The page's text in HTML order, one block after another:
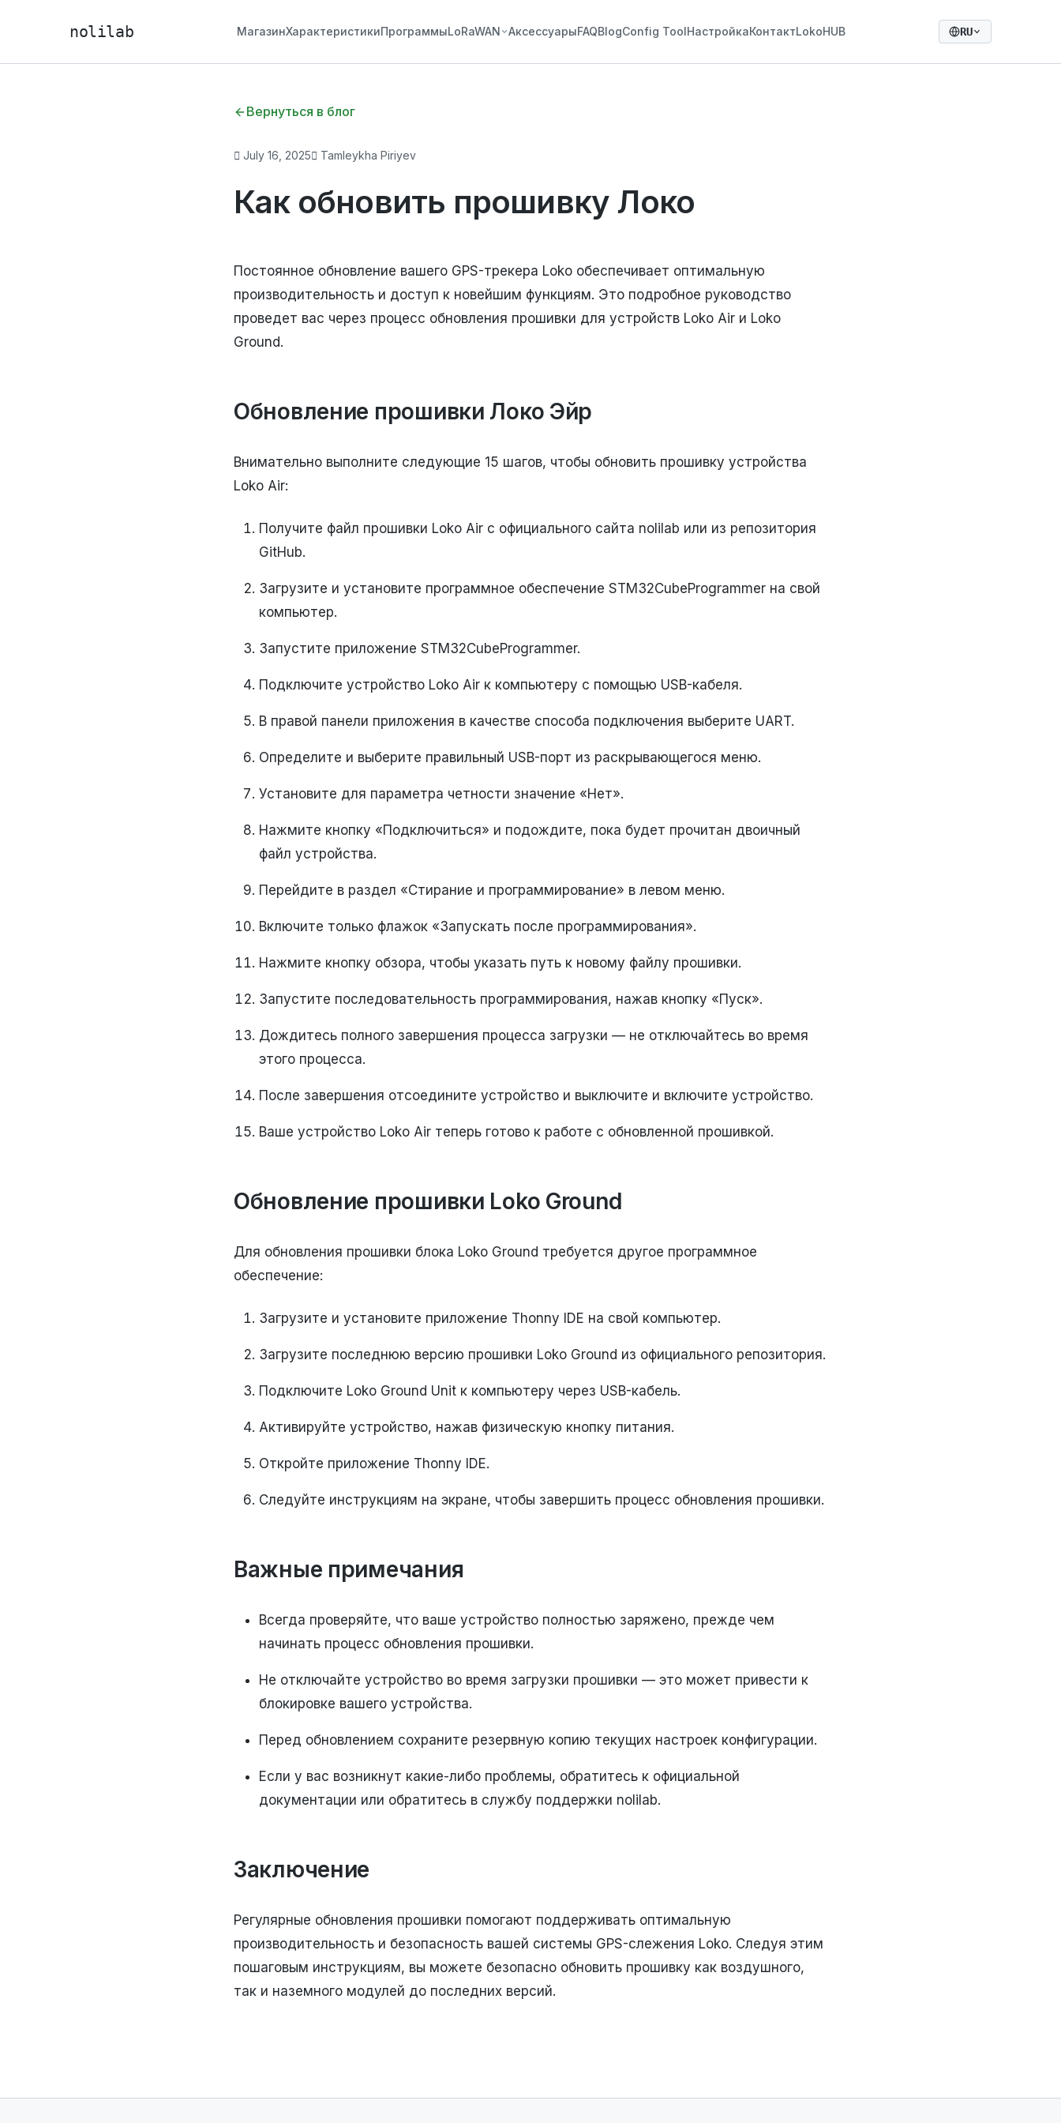
nolilab МагазинХарактеристикиПрограммыLoRaWAN АксессуарыFAQBlogConfig ToolНастройкаКонтактLokoHUB RU
Вернуться в блог
July 16, 2025 Tamleykha Piriyev
Как обновить прошивку Локо
Постоянное обновление вашего GPS-трекера Loko обеспечивает оптимальную
производительность и доступ к новейшим функциям. Это подробное руководство
проведет вас через процесс обновления прошивки для устройств Loko Air и Loko
Ground.
Обновление прошивки Локо Эйр
Внимательно выполните следующие 15 шагов, чтобы обновить прошивку устройства
Loko Air:
Получите файл прошивки Loko Air с официального сайта nolilab или из репозитория
GitHub.
Загрузите и установите программное обеспечение STM32CubeProgrammer на свой
компьютер.
Запустите приложение STM32CubeProgrammer.
Подключите устройство Loko Air к компьютеру с помощью USB-кабеля.
В правой панели приложения в качестве способа подключения выберите UART.
Определите и выберите правильный USB-порт из раскрывающегося меню.
Установите для параметра четности значение «Нет».
Нажмите кнопку «Подключиться» и подождите, пока будет прочитан двоичный
файл устройства.
Перейдите в раздел «Стирание и программирование» в левом меню.
Включите только флажок «Запускать после программирования».
Нажмите кнопку обзора, чтобы указать путь к новому файлу прошивки.
Запустите последовательность программирования, нажав кнопку «Пуск».
Дождитесь полного завершения процесса загрузки — не отключайтесь во время
этого процесса.
После завершения отсоедините устройство и выключите и включите устройство.
Ваше устройство Loko Air теперь готово к работе с обновленной прошивкой.
Обновление прошивки Loko Ground
Для обновления прошивки блока Loko Ground требуется другое программное
обеспечение:
Загрузите и установите приложение Thonny IDE на свой компьютер.
Загрузите последнюю версию прошивки Loko Ground из официального репозитория.
Подключите Loko Ground Unit к компьютеру через USB-кабель.
Активируйте устройство, нажав физическую кнопку питания.
Откройте приложение Thonny IDE.
Следуйте инструкциям на экране, чтобы завершить процесс обновления прошивки.
Важные примечания
Всегда проверяйте, что ваше устройство полностью заряжено, прежде чем
начинать процесс обновления прошивки.
Не отключайте устройство во время загрузки прошивки — это может привести к
блокировке вашего устройства.
Перед обновлением сохраните резервную копию текущих настроек конфигурации.
Если у вас возникнут какие-либо проблемы, обратитесь к официальной
документации или обратитесь в службу поддержки nolilab.
Заключение
Регулярные обновления прошивки помогают поддерживать оптимальную
производительность и безопасность вашей системы GPS-слежения Loko. Следуя этим
пошаговым инструкциям, вы можете безопасно обновить прошивку как воздушного,
так и наземного модулей до последних версий.